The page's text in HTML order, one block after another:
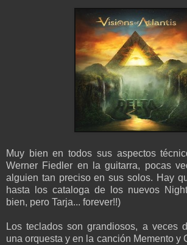
Muy bien en todos sus aspectos
Werner Fiedler en la guitarra, pocas
alguien tan preciso en sus solos. Hay
hasta los cataloga de los nuevos
bien, pero Tarja... forever!!)
Los teclados son grandiosos, a veces
una orquesta y en la canción Memento y